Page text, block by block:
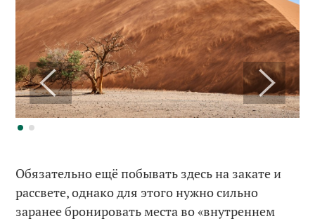
Обязательно ещё побывать здесь на закате и
рассвете, однако для этого нужно сильно
заранее бронировать места во «внутреннем